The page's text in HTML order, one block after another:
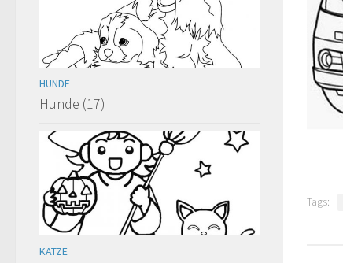
Tags:
HUNDE
Hunde (17)
KATZE